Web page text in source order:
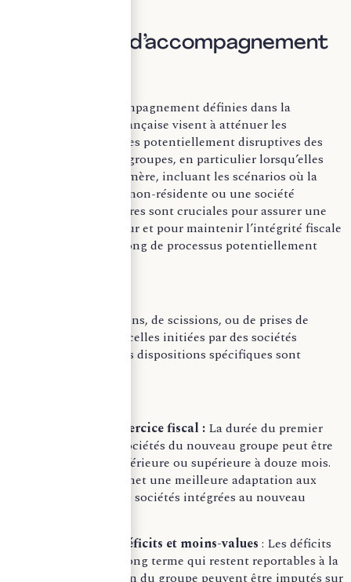
II) Mesures d’accompagnement
Les mesures d’accompagnement définies dans la
législation fiscale française visent à atténuer les
conséquences fiscales potentiellement disruptives des
restructurations de groupes, en particulier lorsqu’elles
touchent la société mère, incluant les scénarios où la
mère est une entité non-résidente ou une société
étrangère. Ces mesures sont cruciales pour assurer une
transition en douceur et pour maintenir l’intégrité fiscale
du groupe tout au long de processus potentiellement
Pour les cas de fusions, de scissions, ou de prises de
contrôle, y compris celles initiées par des sociétés
étrangères, plusieurs dispositions spécifiques sont
– Flexibilité de l’exercice fiscal : La durée du premier
exercice fiscal des sociétés du nouveau groupe peut être
ajustée pour être inférieure ou supérieure à douze mois.
Cette flexibilité permet une meilleure adaptation aux
cycles financiers des sociétés intégrées au nouveau
– Traitement des déficits et moins-values : Les déficits
ou moins-values à long terme qui restent reportables à la
date de la dissolution du groupe peuvent être imputés sur